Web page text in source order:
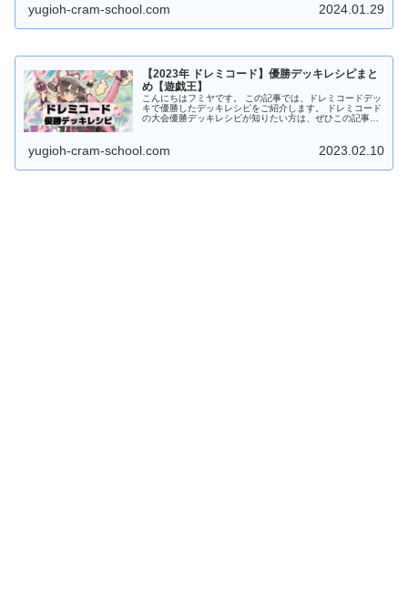
yugioh-cram-school.com 2024.01.29
【2023年 ドレミコード】優勝デッキレシピまと
め【遊戯王】
こんにちはフミヤです。 この記事では、ドレミコードデッ
キで優勝したデッキレシピをご紹介します。 ドレミコード
の大会優勝デッキレシピが知りたい方は、ぜひこの記事を
yugioh-cram-school.com 2023.02.10